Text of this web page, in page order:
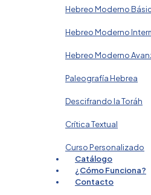
Hebreo Moderno
Hebreo Moderno
Hebreo Moderno
Paleografía Hebrea
Descifrando la Toráh
Crítica Textual
Curso Personalizado
Catálogo
¿Cómo Funciona?
Contacto